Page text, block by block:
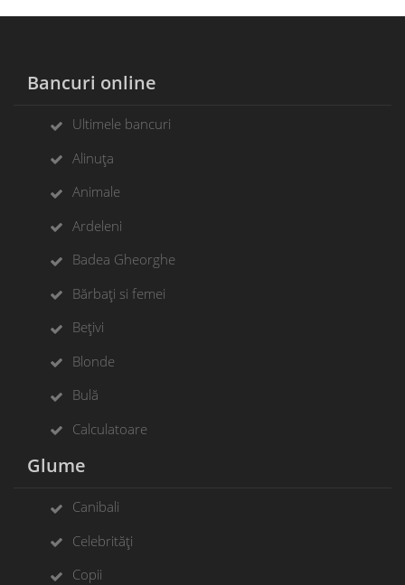
Bancuri online
Ultimele bancuri
Alinuța
Animale
Ardeleni
Badea Gheorghe
Bărbați si femei
Bețivi
Blonde
Bulă
Calculatoare
Glume
Canibali
Celebrități
Copii